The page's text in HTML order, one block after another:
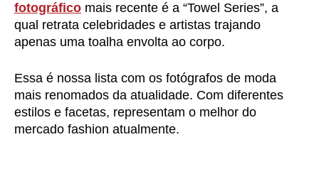
fotográfico mais recente é a “Towel Series”, a
qual retrata celebridades e artistas trajando
apenas uma toalha envolta ao corpo.
Essa é nossa lista com os fotógrafos de moda
mais renomados da atualidade. Com diferentes
estilos e facetas, representam o melhor do
mercado fashion atualmente.